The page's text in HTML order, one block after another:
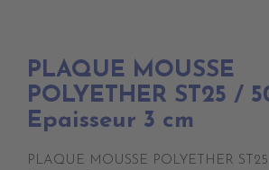
PLAQUE MOUSSE
POLYETHER ST25 /
Epaisseur 3 cm
PLAQUE MOUSSE POLYETHER